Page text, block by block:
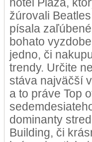
hotel Plaza,
žúrovali
písala
bohato
jedno, či
trendy. Určite
stáva najväčší
a to práve Top
dominanty
Building, či